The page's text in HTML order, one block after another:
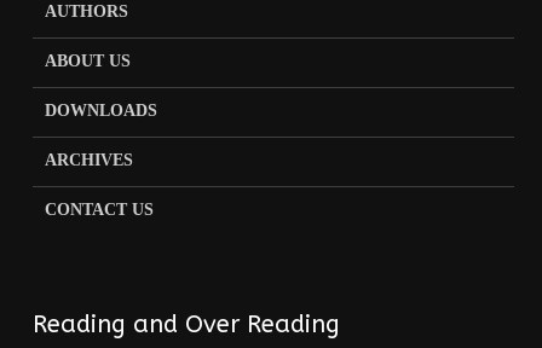
AUTHORS
ABOUT US
DOWNLOADS
ARCHIVES
CONTACT US
Reading and Over Reading